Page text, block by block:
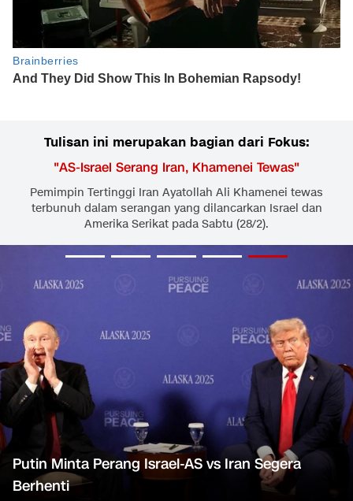
Tulisan ini merupakan bagian dari Fokus:
"AS-Israel Serang Iran, Khamenei Tewas"
Pemimpin Tertinggi Iran Ayatollah Ali Khamenei tewas
terbunuh dalam serangan yang dilancarkan Israel dan
Amerika Serikat pada Sabtu (28/2).
Putin Minta Perang Israel-AS vs Iran Segera
Berhenti